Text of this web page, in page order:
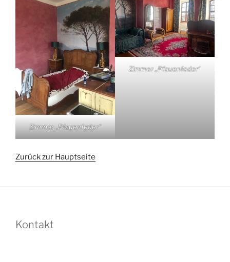
Zimmer „Pfauenfeder“
Zimmer „Pfauenfeder“
Zurück zur Hauptseite
Kontakt